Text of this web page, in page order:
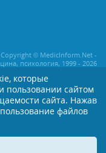
Copyright © MedicInform.Net -
психология, 1999 - 2026
нашего сайта строго
при наличии
MedicInform.Net
Редакция не всегда
рекомендуется
которые
пользовании сайтом
сайта. Нажав
файлов